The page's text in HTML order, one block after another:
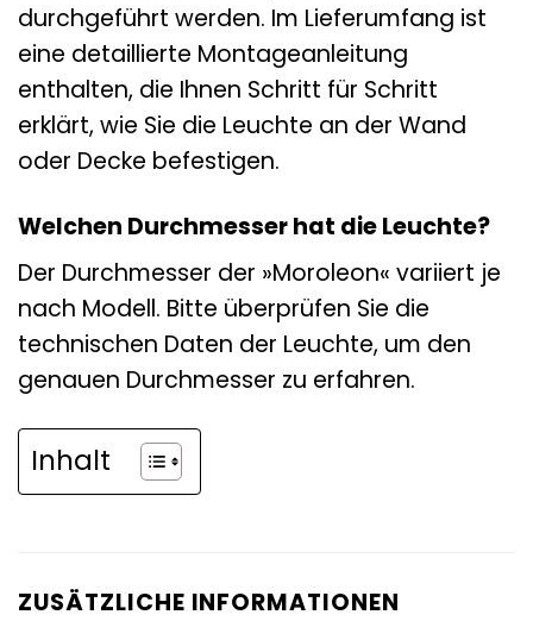
durchgeführt werden. Im Lieferumfang ist
eine detaillierte Montageanleitung
enthalten, die Ihnen Schritt für Schritt
erklärt, wie Sie die Leuchte an der Wand
oder Decke befestigen.
Welchen Durchmesser hat die Leuchte?
Der Durchmesser der »Moroleon« variiert je
nach Modell. Bitte überprüfen Sie die
technischen Daten der Leuchte, um den
genauen Durchmesser zu erfahren.
Inhalt
ZUSÄTZLICHE INFORMATIONEN